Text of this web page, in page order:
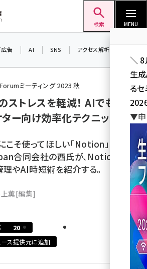
検索 MENU
広告 AI SNS アクセス解析／データ分析
ミーティング 2023 秋
トレスを軽減！ AIでもっと
向け効率化テクニック
そ使ってほしい「Notion」。
合同会社の西氏が、Notionです
理やAI時短術を紹介する。
薫[編集]
20
ス提供元に追加
＼ 8
生
る
▼申